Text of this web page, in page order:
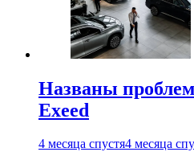
Названы
Exeed
4 месяца спустя4 месяца